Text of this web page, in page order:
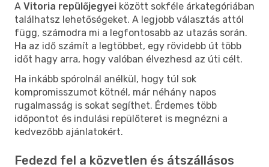
A Vitoria repülőjegyei között sokféle árkategóriában
találhatsz lehetőségeket. A legjobb választás attól
függ, számodra mi a legfontosabb az utazás során.
Ha az idő számít a legtöbbet, egy rövidebb út több
időt hagy arra, hogy valóban élvezhesd az úti célt.
Ha inkább spórolnál anélkül, hogy túl sok
kompromisszumot kötnél, már néhány napos
rugalmasság is sokat segíthet. Érdemes több
időpontot és indulási repülőteret is megnézni a
kedvezőbb ajánlatokért.
Fedezd fel a közvetlen és átszállásos